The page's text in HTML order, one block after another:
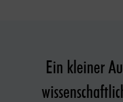
Ein kleiner